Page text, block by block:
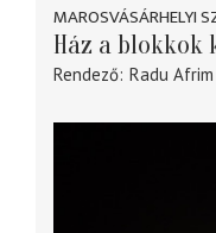
MAROSVÁSÁRHELYI
Ház a blokkok
Rendező Radu Afrim